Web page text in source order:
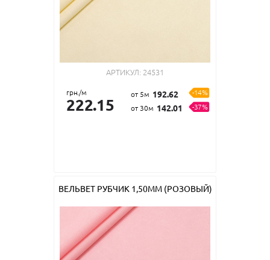
АРТИКУЛ: 24531
грн./м
222.15
от 5м 192.62
-14%
от 30м 142.01 -37%
ВЕЛЬВЕТ РУБЧИК 1,50ММ (РОЗОВЫЙ)